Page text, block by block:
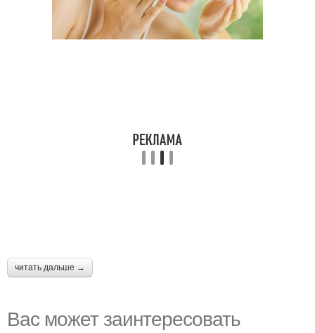
читать дальше →
Вас может заинтересовать